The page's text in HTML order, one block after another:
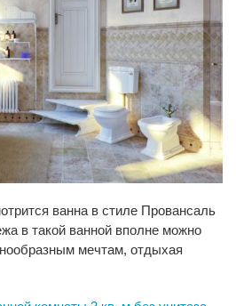
ванна в стиле Провансаль
в такой ванной вполне можно
мечтам, отдыхая